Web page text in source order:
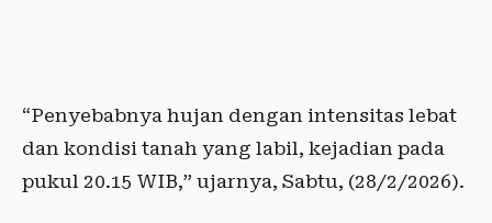
“Penyebabnya hujan dengan intensitas lebat
dan kondisi tanah yang labil, kejadian pada
pukul 20.15 WIB,” ujarnya, Sabtu, (28/2/2026).